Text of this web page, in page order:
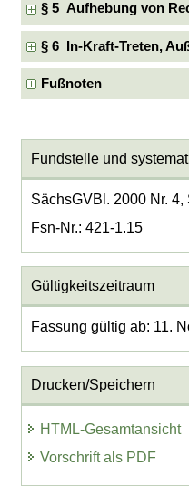
§ 5 Aufhebung von
§ 6 In-Kraft-Treten,
Fußnoten
Fundstelle und
SächsGVBl. 2000 Nr. 4,
Fsn-Nr.: 421-1.15
Gültigkeitszeitraum
Fassung gültig ab: 11.
Drucken/Speichern
HTML-Gesamtansicht
Vorschrift als PDF